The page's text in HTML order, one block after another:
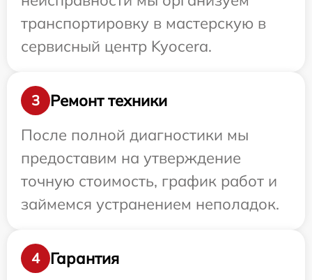
транспортировку в мастерскую в
сервисный центр Kyocera.
3
Ремонт техники
После полной диагностики мы
предоставим на утверждение
точную стоимость, график работ и
займемся устранением неполадок.
4 Гарантия